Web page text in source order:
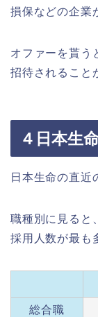
損保などの企業
オファーを貰う
招待されること
４日本生
日本生命の直近
職種別に見ると
採用人数が最も
総合職